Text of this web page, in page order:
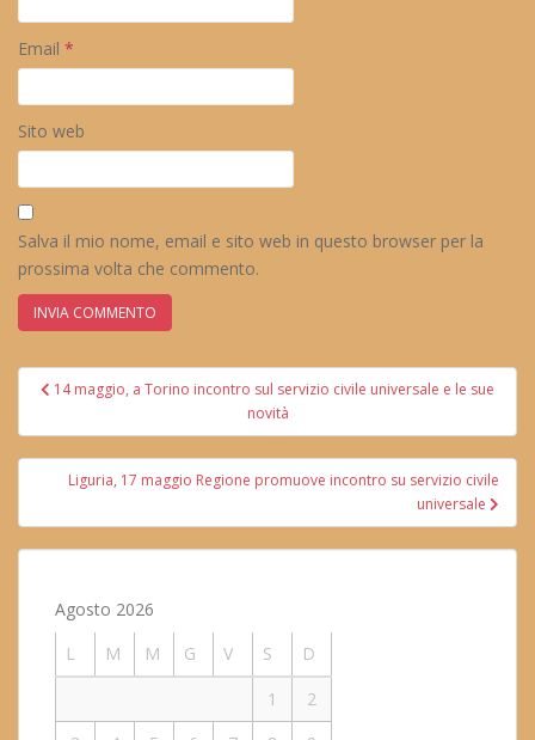
Email *
Sito web
Salva il mio nome, email e sito web in questo browser per la
prossima volta che commento.
Navigazione
14 maggio, a Torino incontro sul servizio civile universale e le sue
novità
Liguria, 17 maggio Regione promuove incontro su servizio civile
universale
Agosto 2026
L
M M G V S
D
1
2